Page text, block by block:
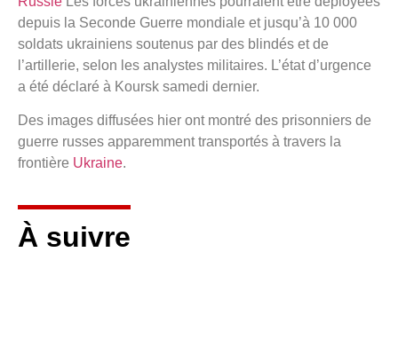
depuis la Seconde Guerre mondiale et jusqu’à 10 000
soldats ukrainiens soutenus par des blindés et de
l’artillerie, selon les analystes militaires. L’état d’urgence
a été déclaré à Koursk samedi dernier.
Des images diffusées hier ont montré des prisonniers de
guerre russes apparemment transportés à travers la
frontière Ukraine.
À suivre